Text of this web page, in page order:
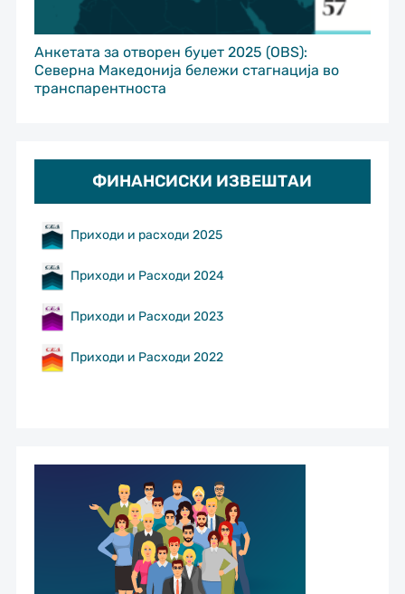
Анкетата за отворен буџет 2025 (OBS):
Северна Македонија бележи стагнација во
транспарентноста
ФИНАНСИСКИ ИЗВЕШТАИ
Приходи и расходи 2025
Приходи и Расходи 2024
Приходи и Расходи 2023
Приходи и Расходи 2022